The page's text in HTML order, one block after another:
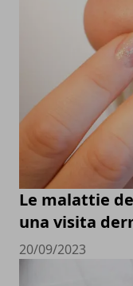
Le malattie
una visita
20/09/2023